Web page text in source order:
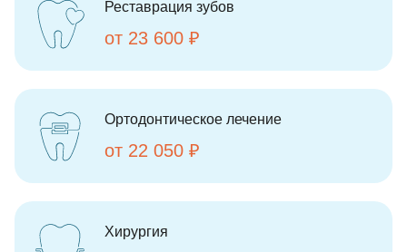
Реставрация зубов
от 23 600 ₽
Ортодонтическое лечение
от 22 050 ₽
Хирургия